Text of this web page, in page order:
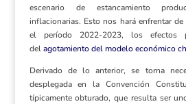
escenario de estancamiento
inflacionarias. Esto nos hará enfrentar
el período 2022-2023, los efectos
delagotamiento del modelo económico
Derivado de lo anterior, se torna
desplegada en la Convención
típicamente obturado, que resulta ser